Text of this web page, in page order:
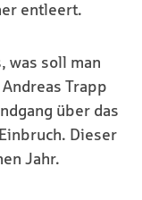
entleert.
was soll man
Trapp
über das
Dieser
Jahr.